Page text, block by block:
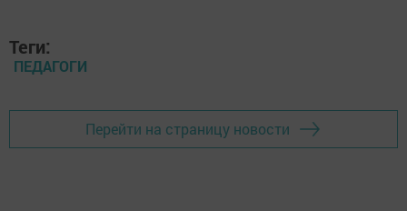
Теги:
ПЕДАГОГИ
Перейти на страницу новости